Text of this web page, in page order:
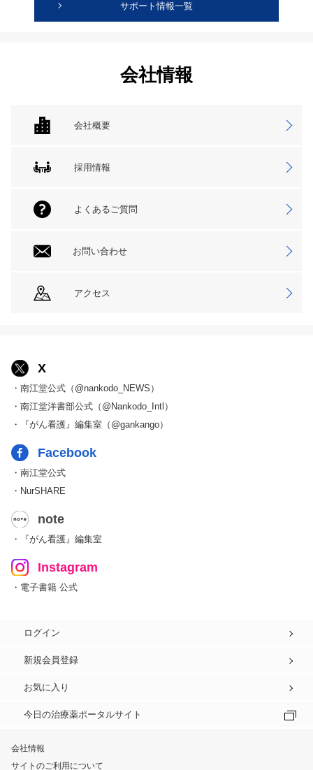
サポート情報一覧
会社情報
会社概要
採用情報
よくあるご質問
お問い合わせ
アクセス
X
・南江堂公式（@nankodo_NEWS）
・南江堂洋書部公式（@Nankodo_Intl）
・『がん看護』編集室（@gankango）
Facebook
・南江堂公式
・NurSHARE
note
・『がん看護』編集室
Instagram
・電子書籍 公式
ログイン
新規会員登録
お気に入り
今日の治療薬ポータルサイト
会社情報
サイトのご利用について